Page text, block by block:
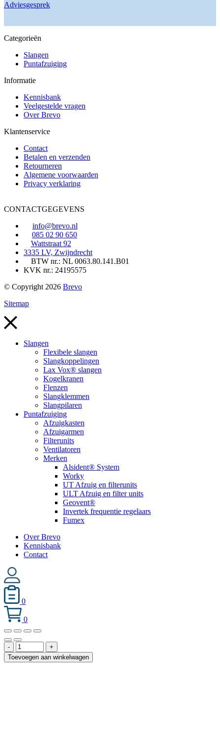
Adviesgesprek
Categorieën
Slangen
Puntafzuiging
Informatie
Kennisbank
Veelgestelde vragen
Over Brevo
Klantenservice
Contact
Betalen en verzenden
Retourneren
Algemene voorwaarden
Privacy verklaring
CONTACTGEGEVENS
info@brevo.nl
085 02 90 650
Wattstraat 92
3335 LV, Zwijndrecht
BTW nr.: NL 0063.80.141.B01
KVK nr.: 24195575
© Copyright 2026 Brevo
Sitemap
Slangen
Flexibele slangen
Slangkoppelingen
Lax Vox® slangen
Kogelkranen
Flenzen
Slangklemmen
Slangpilaren
Puntafzuiging
Afzuigkasten
Afzuigarmen
Filterunits
Ventilatoren
Merken
Alsident® System
Worky
UT Afzuig en filterunits
ULT Afzuig en filter units
Geovent®
Invertek frequentie regelaars
Fumex
Over Brevo
Kennisbank
Contact
0
0
-
UT
300.2
met
+
Toevoegen aan winkelwagen